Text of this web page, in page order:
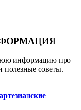
информацию про
советы.